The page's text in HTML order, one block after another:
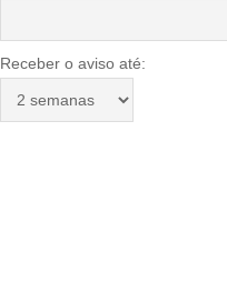
Receber o aviso até: